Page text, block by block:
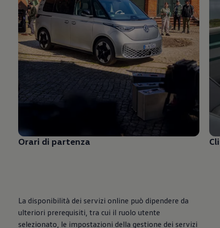
Orari di partenza
La disponibilità dei servizi online può dipendere da
ulteriori prerequisiti, tra cui il ruolo utente
selezionato, le impostazioni della gestione dei servizi